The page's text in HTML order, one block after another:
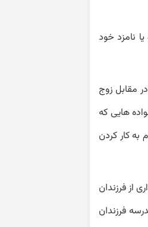
نامزد خود
مقابل زوج
هایی که
کار کردن
از فرزندان
فرزندان